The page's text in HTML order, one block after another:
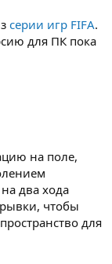
серии игр FIFA.
для ПК пока
на поле,
два хода
чтобы
для